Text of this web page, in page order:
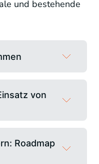
und bestehende
von
Roadmap